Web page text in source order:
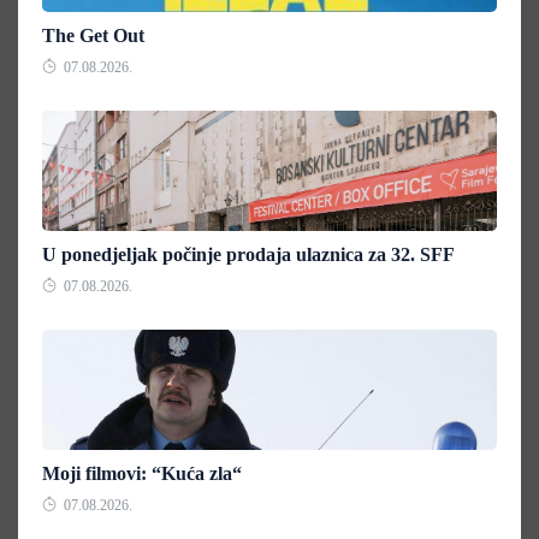
The Get Out
07.08.2026.
U ponedjeljak počinje prodaja ulaznica za 32. SFF
07.08.2026.
Moji filmovi: “Kuća zla“
07.08.2026.